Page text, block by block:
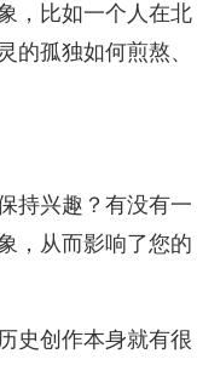
，比如一个人在北
的孤独如何煎熬、
持兴趣？有没有一
，从而影响了您的
史创作本身就有很